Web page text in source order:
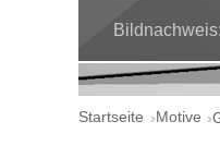
Startseite Motive